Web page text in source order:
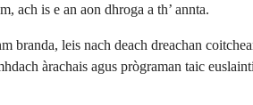
ach is e an aon dhroga a th’ annta.
leis nach deach dreachan
àrachais agus prògraman taic